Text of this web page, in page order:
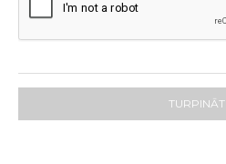
TURPINĀT